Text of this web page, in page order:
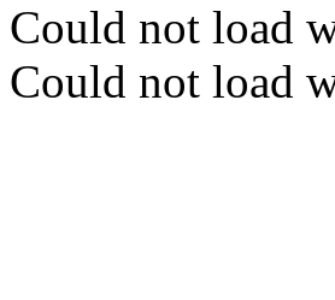
Could not load
Could not load